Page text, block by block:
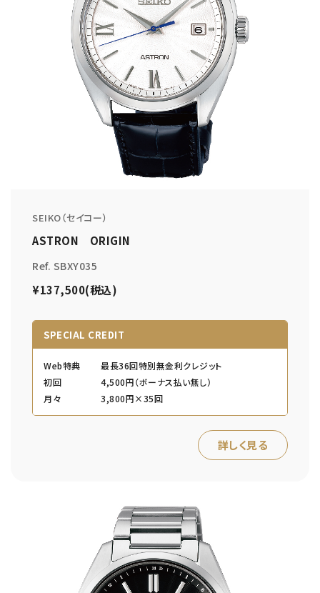
SEIKO（セイコー）
ASTRON ORIGIN
Ref. SBXY035
¥137,500(税込)
SPECIAL CREDIT
Web特典
最長36回特別無金利クレジット
初回
4,500円（ボーナス払い無し）
月々
3,800円×35回
詳しく見る